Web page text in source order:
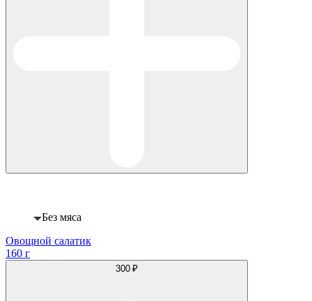
Без мяса
Овощной салатик
160 г
300 ₽